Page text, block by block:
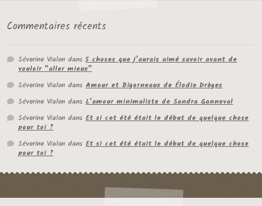
Commentaires récents
Séverine Vialon dans5 choses que j’aurais aimé savoir avant de
vouloir “aller mieux”
Séverine Vialon dans Amour et Bigorneaux de Élodie Drèges
Séverine Vialon dans L’amour minimaliste de Sandra Ganneval
Séverine Vialon dans Et si cet été était le début de quelque chose
pour toi ?
Séverine Vialon dans Et si cet été était le début de quelque chose
pour toi ?